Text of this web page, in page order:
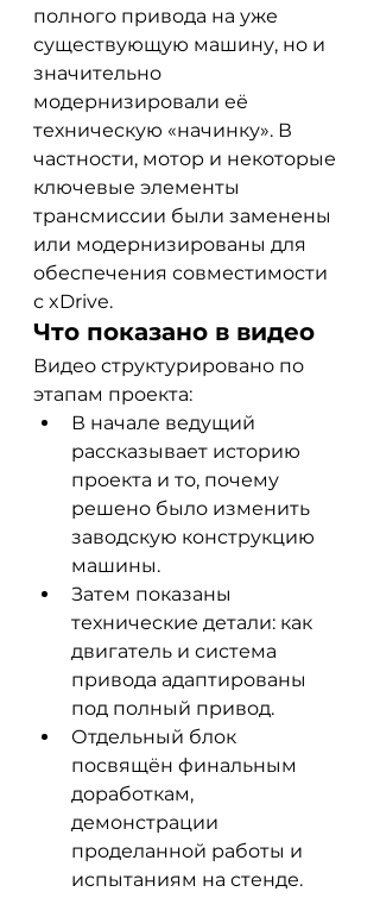
полного привода на уже
существующую машину, но и
значительно
модернизировали её
техническую «начинку». В
частности, мотор и некоторые
ключевые элементы
трансмиссии были заменены
или модернизированы для
обеспечения совместимости
с xDrive.
Что показано в видео
Видео структурировано по
этапам проекта:
В начале ведущий
рассказывает историю
проекта и то, почему
решено было изменить
заводскую конструкцию
машины.
Затем показаны
технические детали: как
двигатель и система
привода адаптированы
под полный привод.
Отдельный блок
посвящён финальным
доработкам,
демонстрации
проделанной работы и
испытаниям на стенде.